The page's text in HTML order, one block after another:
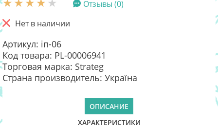
Отзывы (0)
Нет в наличии
Артикул: іп-06
Код товара: PL-00006941
Торговая марка: Strateg
Страна производитель: Україна
ОПИСАНИЕ
ХАРАКТЕРИСТИКИ